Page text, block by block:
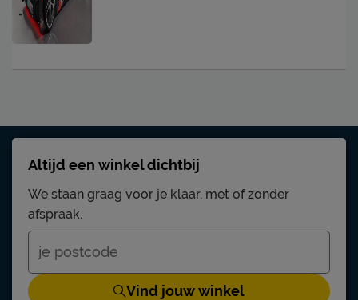
Altijd een winkel dichtbij
We staan graag voor je klaar, met of zonder
afspraak.
Vind jouw winkel